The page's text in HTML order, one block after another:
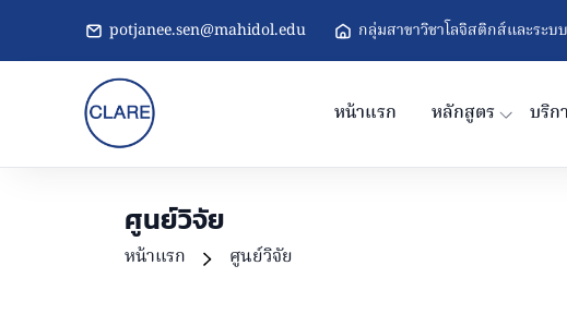
potjanee.sen@mahidol.edu กลุ่มสาขาวิชาโลจิสติกส์และระบ
หน้าแรก หลักสูตร บริก
ศูนย์วิจัย
หน้าแรก ศูนย์วิจัย